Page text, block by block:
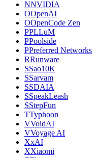
NNVIDIA
OOpenAI
OOpenCode Zen
PPLLuM
PPoolside
PPreferred Networks
RRunware
SSao10K
SSarvam
SSDAIA
SSpeakLeash
SStepFun
TTyphoon
VVoidAI
VVoyage AI
XxAI
XXiaomi